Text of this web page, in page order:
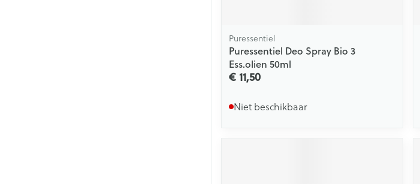
Puressentiel
Puressentiel Deo Spray Bio 3
Ess.olien 50ml
€ 11,50
Niet beschikbaar